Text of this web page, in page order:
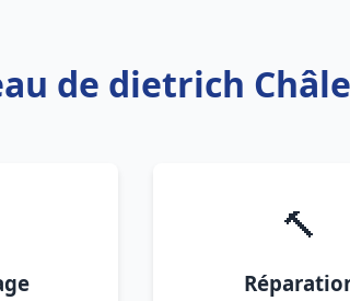
de dietrich
🔨